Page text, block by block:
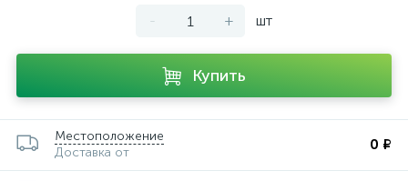
- + шт
Купить
Местоположение
Доставка от
0 ₽